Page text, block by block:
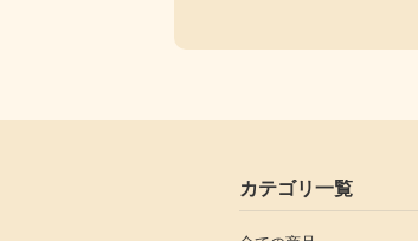
カテゴリ一覧